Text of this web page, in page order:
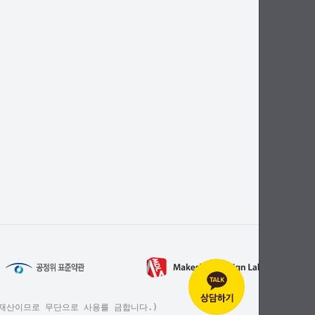
산이므로 무단으로 사용를 금합니다.)